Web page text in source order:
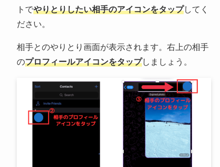
トでやりとりしたい相手のアイコンをタップしてく
ださい。
相手とのやりとり画面が表示されます。右上の相手
のプロフィールアイコンをタップしましょう。